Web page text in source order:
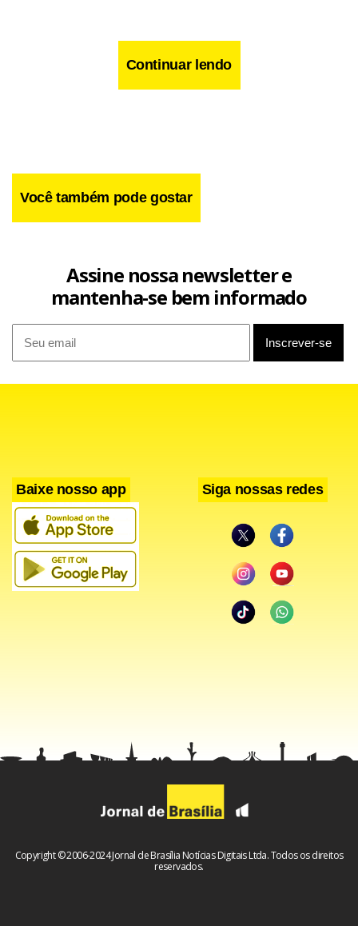
Continuar lendo
Você também pode gostar
Assine nossa newsletter e
mantenha-se bem informado
Baixe nosso app Siga nossas redes
Copyright © 2006-2024 Jornal de Brasília Notícias Digitais Ltda. Todos os direitos
reservados.